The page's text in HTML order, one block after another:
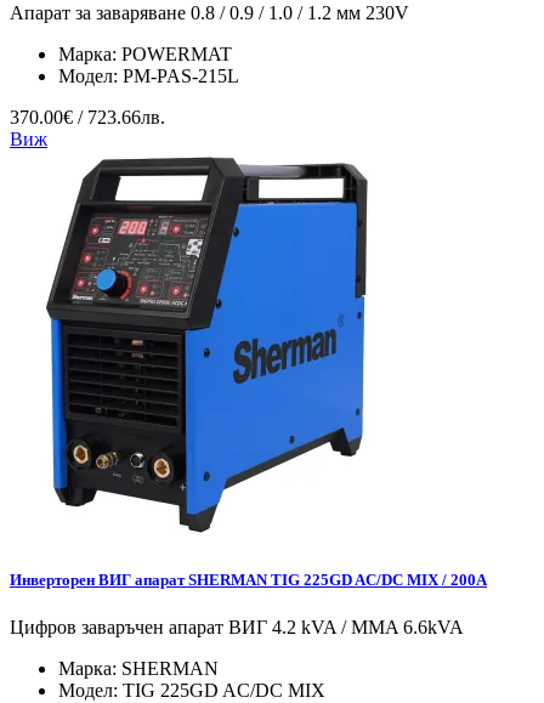
Апарат за заваряване 0.8 / 0.9 / 1.0 / 1.2 мм 230V
Марка: POWERMAT
Модел: PM-PAS-215L
370.00€ / 723.66лв.
Виж
Инверторен ВИГ апарат SHERMAN TIG 225GD AC/DC MIX / 200A
Цифров заваръчен апарат ВИГ 4.2 kVA / MMA 6.6kVA
Марка: SHERMAN
Модел: TIG 225GD AC/DC MIX